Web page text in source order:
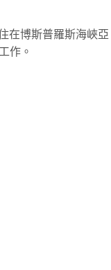
在博斯普羅斯海峽亞
作。